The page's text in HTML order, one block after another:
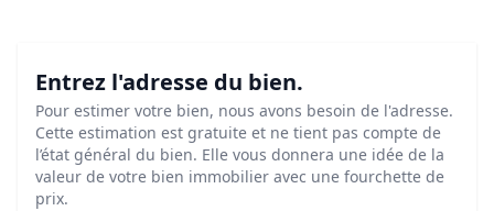
Entrez l'adresse du bien.
Pour estimer votre bien, nous avons besoin de l'adresse.
Cette estimation est gratuite et ne tient pas compte de
l’état général du bien. Elle vous donnera une idée de la
valeur de votre bien immobilier avec une fourchette de
prix.